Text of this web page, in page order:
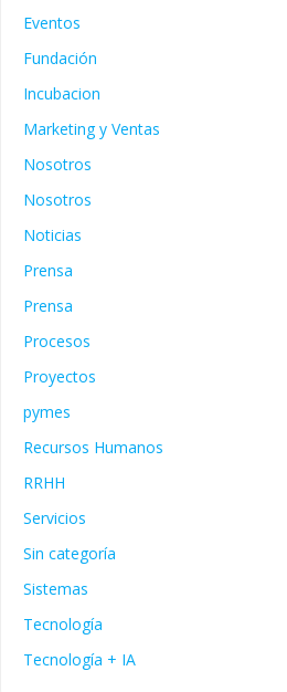
Eventos
Fundación
Incubacion
Marketing y Ventas
Nosotros
Nosotros
Noticias
Prensa
Prensa
Procesos
Proyectos
pymes
Recursos Humanos
RRHH
Servicios
Sin categoría
Sistemas
Tecnología
Tecnología + IA